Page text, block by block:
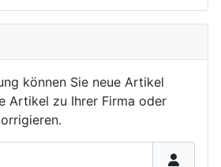
können Sie neue Artikel
Artikel zu Ihrer Firma oder